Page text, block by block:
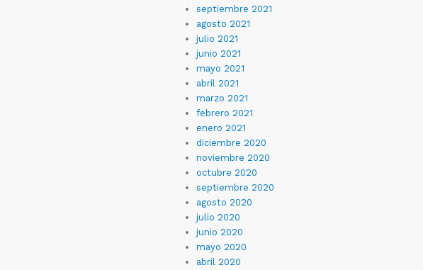
septiembre 2021
agosto 2021
julio 2021
junio 2021
mayo 2021
abril 2021
marzo 2021
febrero 2021
enero 2021
diciembre 2020
noviembre 2020
octubre 2020
septiembre 2020
agosto 2020
julio 2020
junio 2020
mayo 2020
abril 2020